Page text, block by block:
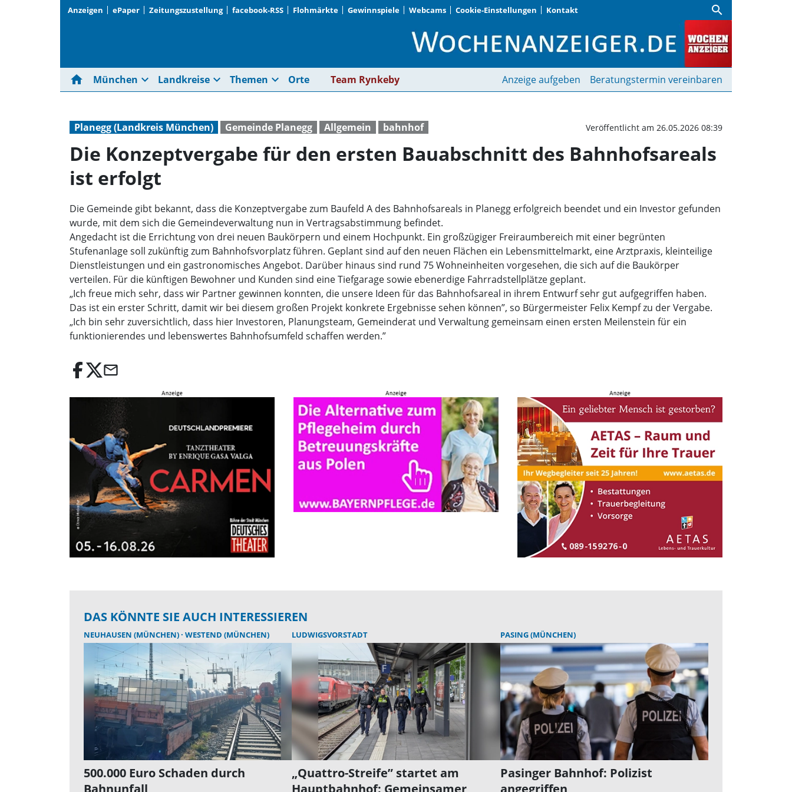
Anzeigen ePaper Zeitungszustellung facebook-RSS Flohmärkte Gewinnspiele Webcams Cookie-Einstellungen Kontakt search
Die Konzeptvergabe für den ersten
home München expand_more Landkreise expand_more Themen expand_more Orte Team Rynkeby Anzeige aufgeben Beratungstermin vereinbaren
Planegg (Landkreis München) Gemeinde Planegg Allgemein bahnhof Veröffentlicht am 26.05.2026 08:39
Die Konzeptvergabe für den ersten Bauabschnitt des Bahnhofsareals
ist erfolgt
Die Gemeinde gibt bekannt, dass die Konzeptvergabe zum Baufeld A des Bahnhofsareals in Planegg erfolgreich beendet und ein Investor gefunden
wurde, mit dem sich die Gemeindeverwaltung nun in Vertragsabstimmung befindet.
Angedacht ist die Errichtung von drei neuen Baukörpern und einem Hochpunkt. Ein großzügiger Freiraumbereich mit einer begrünten
Stufenanlage soll zukünftig zum Bahnhofsvorplatz führen. Geplant sind auf den neuen Flächen ein Lebensmittelmarkt, eine Arztpraxis, kleinteilige
Dienstleistungen und ein gastronomisches Angebot. Darüber hinaus sind rund 75 Wohneinheiten vorgesehen, die sich auf die Baukörper
verteilen. Für die künftigen Bewohner und Kunden sind eine Tiefgarage sowie ebenerdige Fahrradstellplätze geplant.
„Ich freue mich sehr, dass wir Partner gewinnen konnten, die unsere Ideen für das Bahnhofsareal in ihrem Entwurf sehr gut aufgegriffen haben.
Das ist ein erster Schritt, damit wir bei diesem großen Projekt konkrete Ergebnisse sehen können”, so Bürgermeister Felix Kempf zu der Vergabe.
„Ich bin sehr zuversichtlich, dass hier Investoren, Planungsteam, Gemeinderat und Verwaltung gemeinsam einen ersten Meilenstein für ein
funktionierendes und lebenswertes Bahnhofsumfeld schaffen werden.”
email
DAS KÖNNTE SIE AUCH INTERESSIEREN
NEUHAUSEN (MÜNCHEN) WESTEND (MÜNCHEN)
500.000 Euro Schaden durch
Bahnunfall
LUDWIGSVORSTADT
„Quattro-Streife” startet am
Hauptbahnhof: Gemeinsamer
PASING (MÜNCHEN)
Pasinger Bahnhof: Polizist
angegriffen